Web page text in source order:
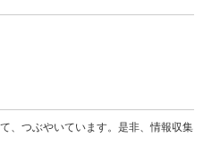
、つぶやいています。是非、情報収集